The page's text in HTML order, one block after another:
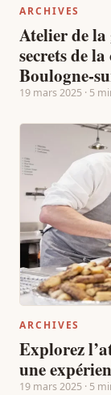
ARCHIVES
Atelier de la
secrets de
Boulogne-
19 mars 2025 · 5
ARCHIVES
Explorez
une
19 mars 2025 · 5